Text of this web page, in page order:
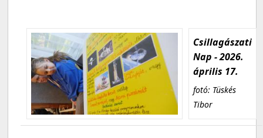
Csillagászati
Nap - 2026.
április 17.
fotó: Tüskés
Tibor